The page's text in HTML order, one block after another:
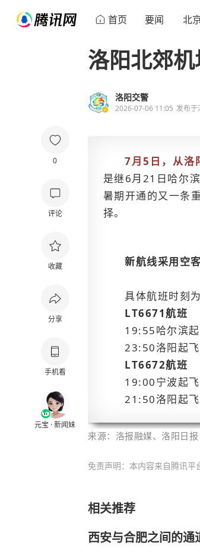
首页 要闻 北
0
评论
收藏
分享
手机看
元宝 · 新闻妹
洛阳北郊机
洛阳交警
2026-07-06 11:05 发布于
7月5日，从洛
是继6月21日哈尔
暑期开通的又一条
择。
新航线采用空
具体航班时刻为
LT6671航班
19:55哈尔滨
23:50洛阳起
LT6672航班
19:00宁波起
21:50洛阳起
来源：洛报融媒、洛阳日报
免责声明：本内容来自腾讯平
相关推荐
西安与合肥之间的通